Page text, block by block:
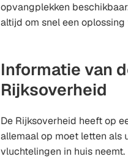
opvangplekken
altijd om snel een oplossing
Informatie van
Rijksoverheid
De Rijksoverheid heeft op
allemaal op moet letten als
vluchtelingen in huis